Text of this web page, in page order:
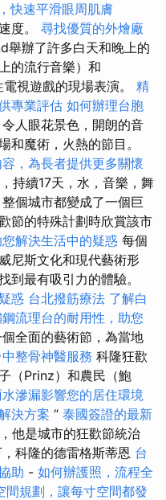
快速平滑眼周肌膚
度。 尋找優質的外燴廠
舉辦了許多白天和晚上的
的流行音樂）和
視遊戲的現場表演。 精
專業評估 如何辦理台胞
人眼花景色，開朗的音
和魔術，火熱的節目。
，為長者提供更多關懷
持續17天，水，音樂，舞
個城市都變成了一個巨
節的特殊計劃時欣賞該市
解決生活中的疑惑 每個
尼斯文化和現代藝術形
到最有吸引力的體驗。
惑 台北撥筋療法 了解白
流理台的耐用性，助您
全面的藝術節，為當地
中整骨神醫服務 科隆狂歡
（Prinz）和農民（鮑
滲漏影響您的居住環境
決方案 “ 泰國簽證的最新
他是城市的狂歡節統治
科隆的德雷格斯蒂恩 台
助 - 如何辦護照，流程全
間規劃，讓每寸空間都發